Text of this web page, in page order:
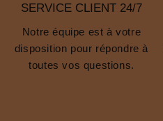
SERVICE CLIENT 24/7
Notre équipe est à votre
disposition pour répondre à
toutes vos questions.